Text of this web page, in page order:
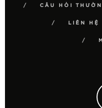
CÂU HỎI
LIÊN HỆ